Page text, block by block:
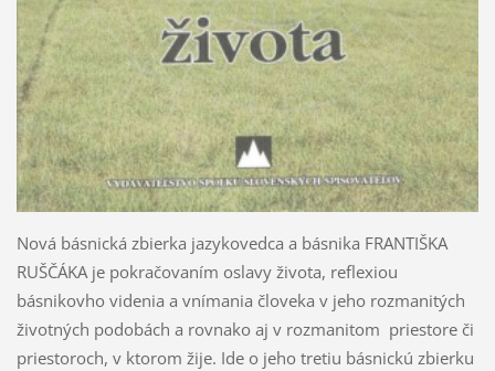
Nová básnická zbierka jazykovedca a básnika FRANTIŠKA
RUŠČÁKA je pokračovaním oslavy života, reflexiou
básnikovho videnia a vnímania človeka v jeho rozmanitých
životných podobách a rovnako aj v rozmanitom priestore či
priestoroch, v ktorom žije. Ide o jeho tretiu básnickú zbierku